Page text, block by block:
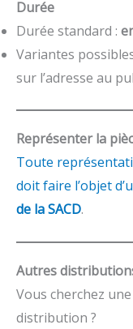
Durée
Durée standard :
Variantes
sur l’adresse au
Représenter la
Toute
doit faire l’objet
de la SACD.
Autres
Vous cherchez
distribution ?